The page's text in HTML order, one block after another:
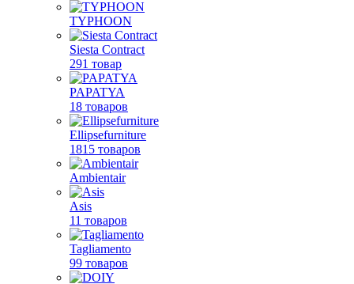
TYPHOON
Siesta Contract
291 товар
PAPATYA
18 товаров
Ellipsefurniture
1815 товаров
Ambientair
Asis
11 товаров
Tagliamento
99 товаров